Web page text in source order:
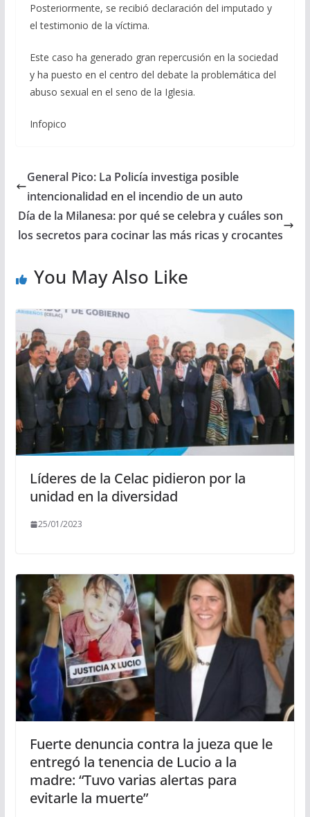
Posteriormente, se recibió declaración del imputado y
el testimonio de la víctima.
Este caso ha generado gran repercusión en la sociedad
y ha puesto en el centro del debate la problemática del
abuso sexual en el seno de la Iglesia.
Infopico
General Pico: La Policía investiga posible
intencionalidad en el incendio de un auto
Día de la Milanesa: por qué se celebra y cuáles son
los secretos para cocinar las más ricas y crocantes
You May Also Like
Líderes de la Celac pidieron por la
unidad en la diversidad
25/01/2023
Fuerte denuncia contra la jueza que le
entregó la tenencia de Lucio a la
madre: “Tuvo varias alertas para
evitarle la muerte”